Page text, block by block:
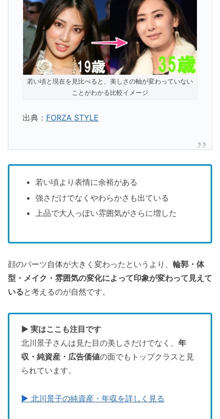
若い頃と現在を見比べると、美しさの軸が変わっていない
ことがわかる比較イメージ
出典： FORZA STYLE
若い頃より表情に余裕がある
強さだけでなくやわらかさも出ている
上品で大人っぽい雰囲気がさらに増した
顔のパーツ自体が大きく変わったというより、 輪郭・体
型・メイク・雰囲気の変化によって印象が変わって見えて
いると考えるのが自然です。
▶ 実はここも注目です
北川景子さんは見た目の美しさだけでなく、 年
収・純資産・広告価値の面でもトップクラスと見
られています。
▶ 北川景子の純資産・年収を詳しく見る